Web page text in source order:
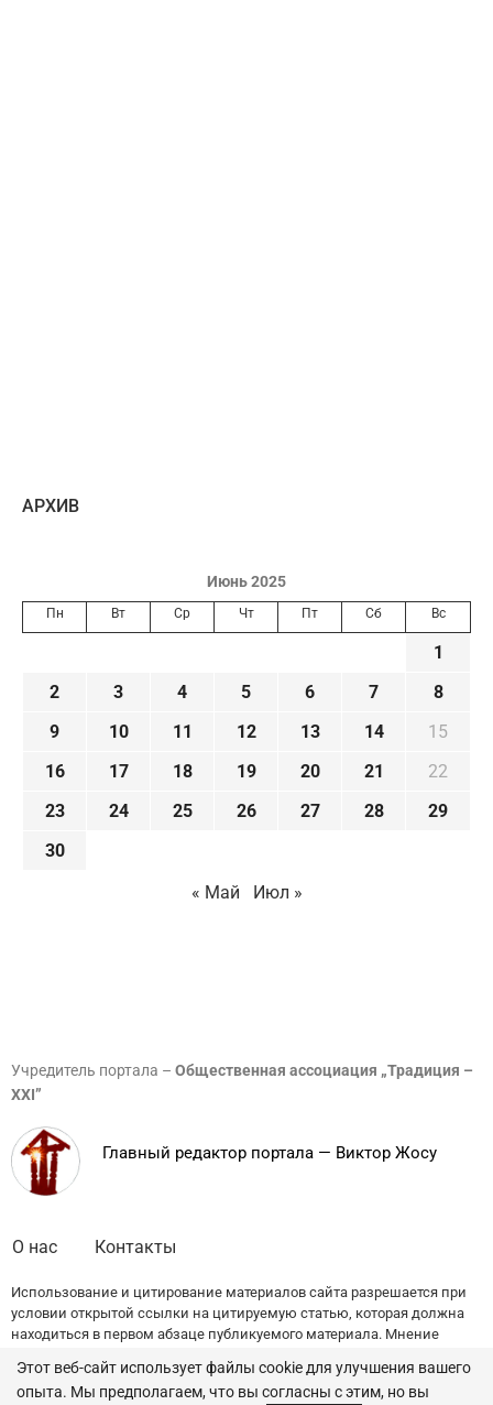
AРХИВ
Июнь 2025
Пн Вт Ср Чт Пт Сб Вс
1
2
3 4 5 6 7
8
9
10 11 12 13 14
15
16
17 18 19 20 21
22
23
24 25 26 27 28
29
30
« Май
Июл »
Учредитель портала – Общественная ассоциация „Традиция –
XXI”
Главный редактор портала — Виктор Жосу
О нас Контакты
Использование и цитирование материалов сайта разрешается при
условии открытой ссылки на цитируемую статью, которая должна
находиться в первом абзаце публикуемого материала. Мнение
Этот веб-сайт использует файлы cookie для улучшения вашего
опыта. Мы предполагаем, что вы согласны с этим, но вы